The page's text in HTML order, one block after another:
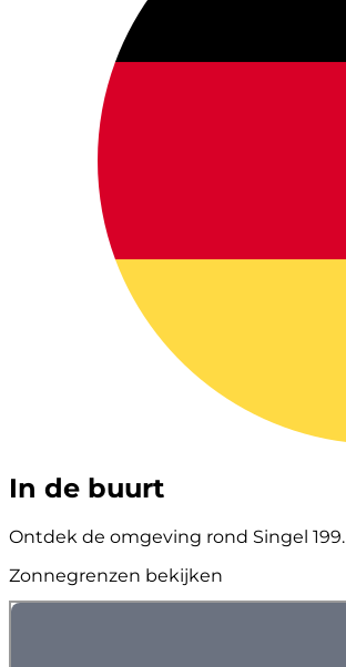
In de buurt
Ontdek de omgeving rond Singel 199.
Zonnegrenzen bekijken